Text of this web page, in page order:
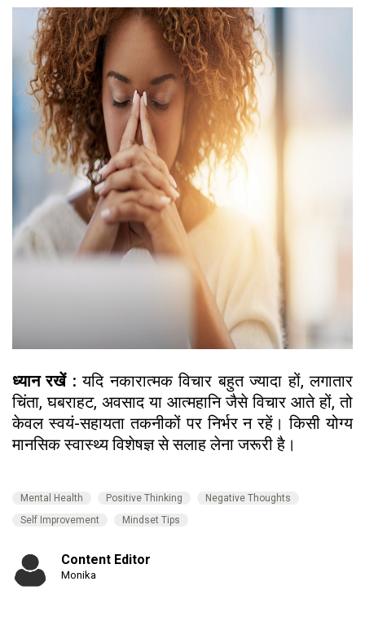
ध्यान रखें :यदि नकारात्मक विचार बहुत ज्यादा हों, लगातार
चिंता, घबराहट, अवसाद या आत्महानि जैसे विचार आते हों, तो
केवल स्वयं-सहायता तकनीकों पर निर्भर न रहें। किसी योग्य
मानसिक स्वास्थ्य विशेषज्ञ से सलाह लेना जरूरी है।
Mental Health Positive Thinking
Negative Thoughts
Self Improvement
Mindset Tips
Content Editor
Monika